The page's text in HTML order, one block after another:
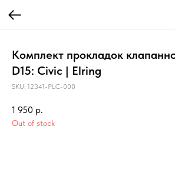
Комплект прокладок
D15: Civic | Elring
SKU: 12341-PLC-000
1 950 р.
Out of stock